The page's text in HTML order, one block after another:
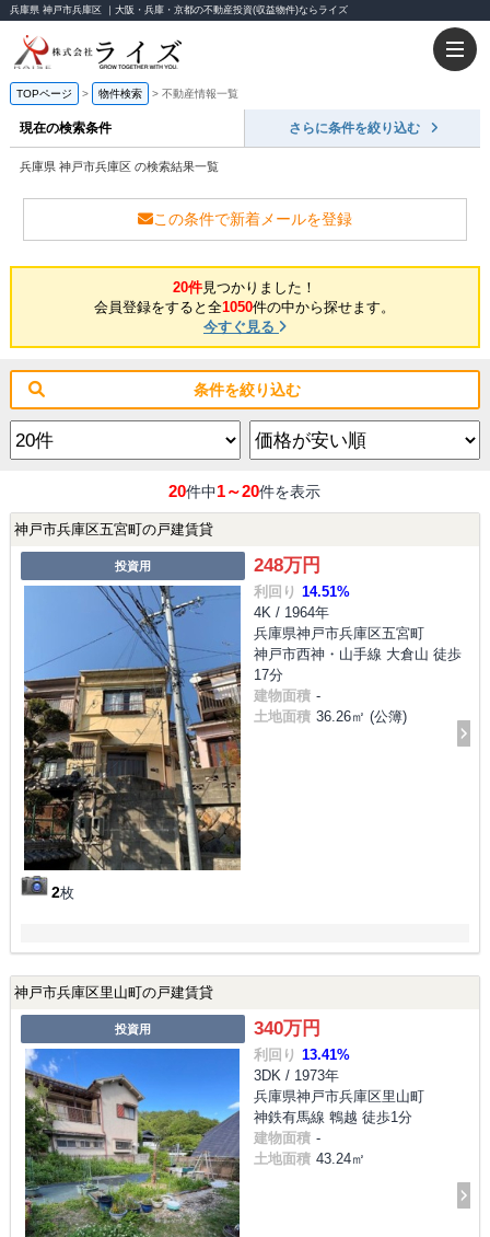
兵庫県 神戸市兵庫区 ｜大阪・兵庫・京都の不動産投資(収益物件)ならライズ
TOPページ 物件検索 不動産情報一覧
現在の検索条件 さらに条件を絞り込む
兵庫県 神戸市兵庫区 の検索結果一覧
この条件で新着メールを登録
20件見つかりました！
会員登録をすると全1050件の中から探せます。
今すぐ見る
条件を絞り込む
20件中1～20件を表示
神戸市兵庫区五宮町の戸建賃貸
投資用
2枚
248万円
利回り 14.51%
4K / 1964年
兵庫県神戸市兵庫区五宮町
神戸市西神・山手線 大倉山 徒歩
17分
建物面積 -
土地面積 36.26㎡ (公簿)
神戸市兵庫区里山町の戸建賃貸
投資用 340万円
利回り 13.41%
3DK / 1973年
兵庫県神戸市兵庫区里山町
神鉄有馬線 鵯越 徒歩1分
建物面積 -
土地面積 43.24㎡